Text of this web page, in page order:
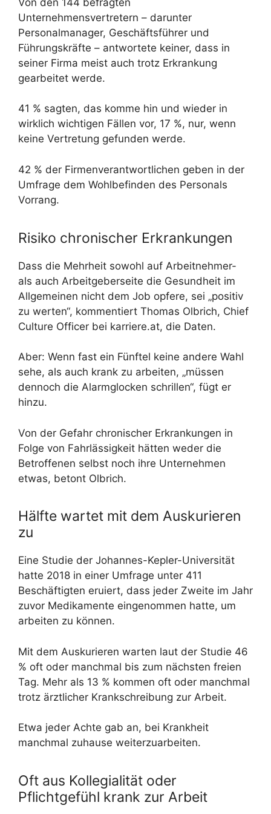
Unternehmensvertretern – darunter
Personalmanager, Geschäftsführer und
Führungskräfte – antwortete keiner, dass in
seiner Firma meist auch trotz Erkrankung
gearbeitet werde.
41 % sagten, das komme hin und wieder in
wirklich wichtigen Fällen vor, 17 %, nur, wenn
keine Vertretung gefunden werde.
42 % der Firmenverantwortlichen geben in der
Umfrage dem Wohlbefinden des Personals
Vorrang.
Risiko chronischer Erkrankungen
Dass die Mehrheit sowohl auf Arbeitnehmer-
als auch Arbeitgeberseite die Gesundheit im
Allgemeinen nicht dem Job opfere, sei „positiv
zu werten“, kommentiert Thomas Olbrich, Chief
Culture Officer bei karriere.at, die Daten.
Aber: Wenn fast ein Fünftel keine andere Wahl
sehe, als auch krank zu arbeiten, „müssen
dennoch die Alarmglocken schrillen“, fügt er
hinzu.
Von der Gefahr chronischer Erkrankungen in
Folge von Fahrlässigkeit hätten weder die
Betroffenen selbst noch ihre Unternehmen
etwas, betont Olbrich.
Hälfte wartet mit dem Auskurieren
zu
Eine Studie der Johannes-Kepler-Universität
hatte 2018 in einer Umfrage unter 411
Beschäftigten eruiert, dass jeder Zweite im Jahr
zuvor Medikamente eingenommen hatte, um
arbeiten zu können.
Mit dem Auskurieren warten laut der Studie 46
% oft oder manchmal bis zum nächsten freien
Tag. Mehr als 13 % kommen oft oder manchmal
trotz ärztlicher Krankschreibung zur Arbeit.
Etwa jeder Achte gab an, bei Krankheit
manchmal zuhause weiterzuarbeiten.
Oft aus Kollegialität oder
Pflichtgefühl krank zur Arbeit